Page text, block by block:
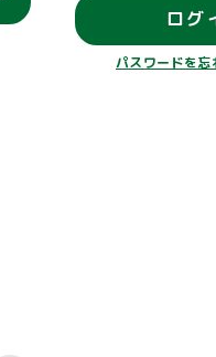
ログ
パスワードを